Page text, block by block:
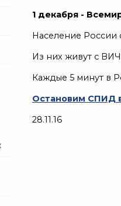
1 декабря -
Население России
Из них живут с
Каждые 5 минут в
Остановим СПИД
28.11.16